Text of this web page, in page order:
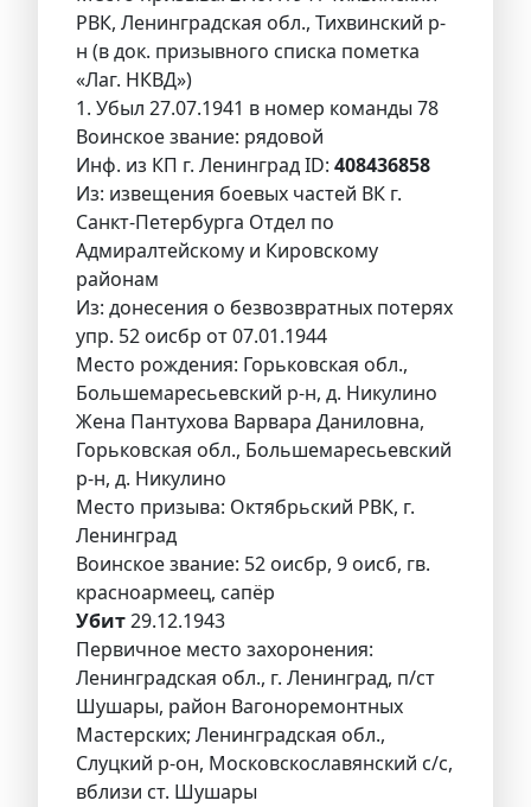
РВК, Ленинградская обл., Тихвинский р-
н (в док. призывного списка пометка
«Лаг. НКВД»)
1. Убыл 27.07.1941 в номер команды 78
Воинское звание: рядовой
Инф. из КП г. Ленинград ID: 408436858
Из: извещения боевых частей ВК г.
Санкт-Петербурга Отдел по
Адмиралтейскому и Кировскому
районам
Из: донесения о безвозвратных потерях
упр. 52 оисбр от 07.01.1944
Место рождения: Горьковская обл.,
Большемаресьевский р-н, д. Никулино
Жена Пантухова Варвара Даниловна,
Горьковская обл., Большемаресьевский
р-н, д. Никулино
Место призыва: Октябрьский РВК, г.
Ленинград
Воинское звание: 52 оисбр, 9 оисб, гв.
красноармеец, сапёр
Убит29.12.1943
Первичное место захоронения:
Ленинградская обл., г. Ленинград, п/ст
Шушары, район Вагоноремонтных
Мастерских; Ленинградская обл.,
Слуцкий р-он, Московскославянский с/с,
вблизи ст. Шушары